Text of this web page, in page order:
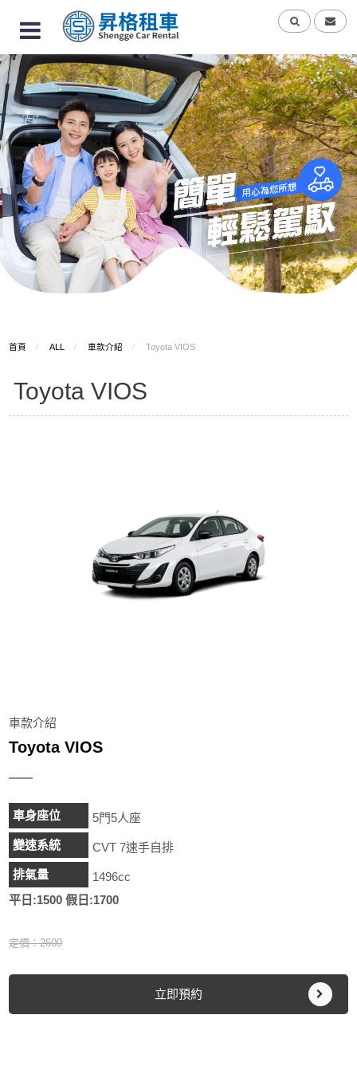
首頁 ALL 車款介紹 Toyota VIOS
Toyota VIOS
車款介紹
Toyota VIOS
車身座位
5門5人座
變速系統
CVT 7速手自排
排氣量
1496cc
平日:1500 假日:1700
定價：2600
立即預約